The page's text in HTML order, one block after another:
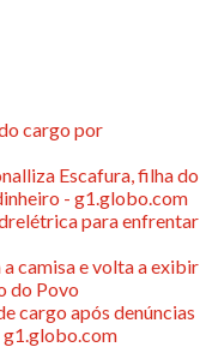
cargo por
Escafura, filha do
- g1.globo.com
para enfrentar
camisa e volta a exibir
do Povo
cargo após denúncias
g1.globo.com